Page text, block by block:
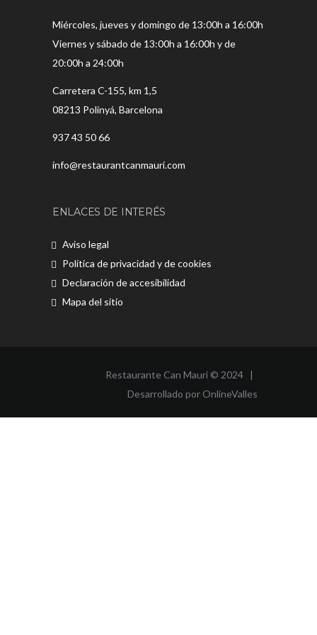
Miércoles, jueves y domingo de 13:00h a 16:00h
Viernes y sábado de 13:00h a 16:00h y de
20:00h a 24:00h
Carretera C-155, km 1,5
08213 Polinyá, Barcelona
937 43 50 66
info@restaurantcanmauri.com
ENLACES DE INTERÉS
Aviso legal
Política de privacidad y de cookies
Declaración de accesibilidad
Mapa del sitio
Restaurante Can Mauri © 2024 |
Desarrollado por OnlineValles